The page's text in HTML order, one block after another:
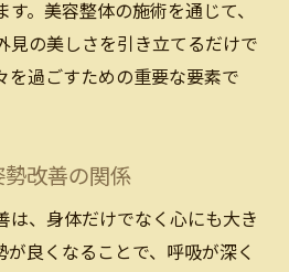
。美容整体の施術を通じて、
見の美しさを引き立てるだけで
を過ごすための重要な要素で
改善の関係
は、身体だけでなく心にも大き
が良くなることで、呼吸が深く